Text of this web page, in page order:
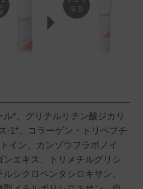
*、グリチルリチン酸ジカリ
-1*、コラーゲン・トリペプチ
イン、カンゾウフラボノイ
ンエキス、トリメチルグリシ
シクロペンタシロキサン、